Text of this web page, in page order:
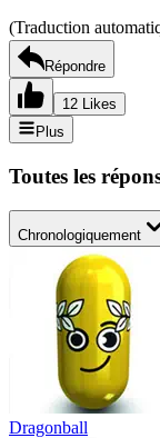
(Traduction
Répondre
12 Likes
Plus
Toutes les
Chronologiquement
Dragonball